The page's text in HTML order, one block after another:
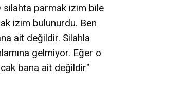
silahta parmak izim bile
izim bulunurdu. Ben
ait değildir. Silahla
gelmiyor. Eğer o
bana ait değildir"